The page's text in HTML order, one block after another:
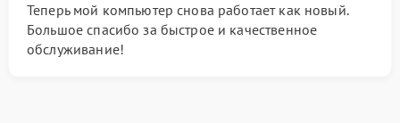
Теперь мой компьютер снова работает как новый.
Большое спасибо за быстрое и качественное
обслуживание!